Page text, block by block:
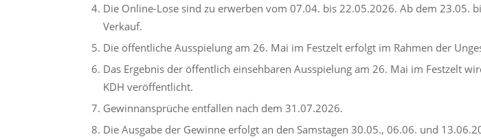
Die Online-Lose sind zu erwerben vom 07.04. bis 22.05.2026. Ab dem 23.05.
Verkauf.
Die öffentliche Ausspielung am 26. Mai im Festzelt erfolgt im Rahmen der
Das Ergebnis der öffentlich einsehbaren Ausspielung am 26. Mai im Festzelt
KDH veröffentlicht.
Gewinnansprüche entfallen nach dem 31.07.2026.
Die Ausgabe der Gewinne erfolgt an den Samstagen 30.05., 06.06. und